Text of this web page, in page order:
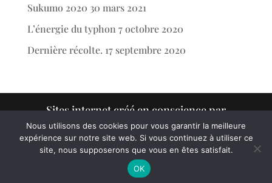
Retrouvez mon livre "la magie de l'indigo" dans la boutique.
Ignorer
Sukumo 2020 30 mars 2021
L’énergie du typhon 7 octobre 2020
Dernière récolte. 17 septembre 2020
Sites internet créé en conscience par
www.victorcharruaud.com
Nous utilisons des cookies pour vous garantir la meilleure
expérience sur notre site web. Si vous continuez à utiliser ce
site, nous supposerons que vous en êtes satisfait.
OK